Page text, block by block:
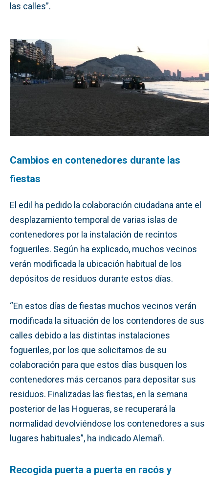
las calles”.
Cambios en contenedores durante las
fiestas
El edil ha pedido la colaboración ciudadana ante el
desplazamiento temporal de varias islas de
contenedores por la instalación de recintos
fogueriles. Según ha explicado, muchos vecinos
verán modificada la ubicación habitual de los
depósitos de residuos durante estos días.
“En estos días de fiestas muchos vecinos verán
modificada la situación de los contendores de sus
calles debido a las distintas instalaciones
fogueriles, por los que solicitamos de su
colaboración para que estos días busquen los
contenedores más cercanos para depositar sus
residuos. Finalizadas las fiestas, en la semana
posterior de las Hogueras, se recuperará la
normalidad devolviéndose los contenedores a sus
lugares habituales”, ha indicado Alemañ.
Recogida puerta a puerta en racós y